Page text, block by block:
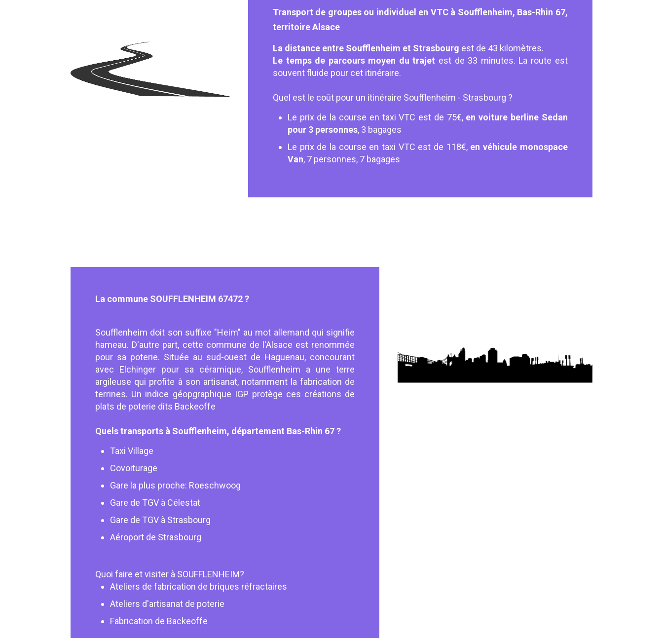
Transport de groupes ou individuel en VTC à Soufflenheim, Bas-Rhin 67,
territoire Alsace
La distance entre Soufflenheim et Strasbourg est de 43 kilomètres.
Le temps de parcours moyen du trajet est de 33 minutes. La route est
souvent fluide pour cet itinéraire.
Quel est le coût pour un itinéraire Soufflenheim - Strasbourg ?
Le prix de la course en taxi VTC est de 75€, en voiture berline Sedan
pour 3 personnes, 3 bagages
Le prix de la course en taxi VTC est de 118€, en véhicule monospace
Van, 7 personnes, 7 bagages
La commune SOUFFLENHEIM 67472 ?
Soufflenheim doit son suffixe "Heim" au mot allemand qui signifie
hameau. D'autre part, cette commune de l'Alsace est renommée
pour sa poterie. Située au sud-ouest de Haguenau, concourant
avec Elchinger pour sa céramique, Soufflenheim a une terre
argileuse qui profite à son artisanat, notamment la fabrication de
terrines. Un indice géopgraphique IGP protège ces créations de
plats de poterie dits Backeoffe
Quels transports à Soufflenheim, département Bas-Rhin 67 ?
Taxi Village
Covoiturage
Gare la plus proche: Roeschwoog
Gare de TGV à Célestat
Gare de TGV à Strasbourg
Aéroport de Strasbourg
Quoi faire et visiter à SOUFFLENHEIM?
Ateliers de fabrication de briques réfractaires
Ateliers d'artisanat de poterie
Fabrication de Backeoffe